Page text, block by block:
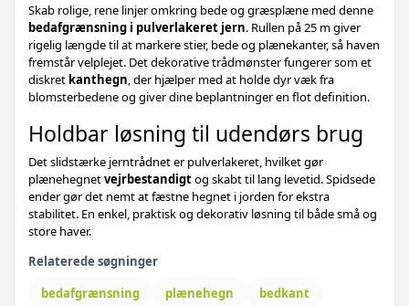
Skab rolige, rene linjer omkring bede og græsplæne med denne
bedafgrænsning i pulverlakeret jern. Rullen på 25 m giver
rigelig længde til at markere stier, bede og plænekanter, så haven
fremstår velplejet. Det dekorative trådmønster fungerer som et
diskret kanthegn, der hjælper med at holde dyr væk fra
blomsterbedene og giver dine beplantninger en flot definition.
Holdbar løsning til udendørs brug
Det slidstærke jerntrådnet er pulverlakeret, hvilket gør
plænehegnetvejrbestandigtog skabt til lang levetid. Spidsede
ender gør det nemt at fæstne hegnet i jorden for ekstra
stabilitet. En enkel, praktisk og dekorativ løsning til både små og
store haver.
Relaterede søgninger
bedafgrænsning
plænehegn
bedkant